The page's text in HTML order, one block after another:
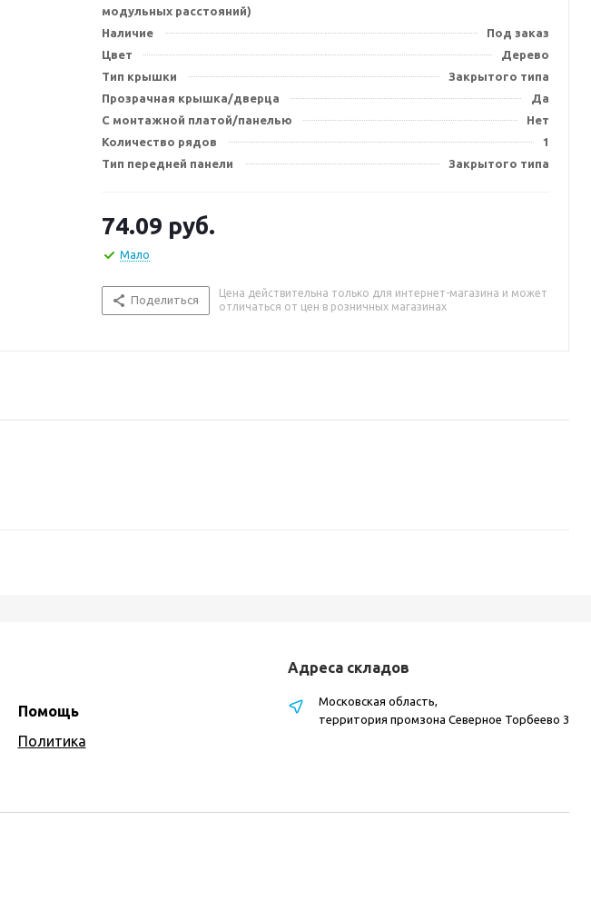
модульных расстояний)
Наличие
Под заказ
Цвет
Дерево
Тип крышки
Закрытого типа
Прозрачная крышка/дверца
Да
С монтажной платой/панелью
Нет
Количество рядов
1
Тип передней панели
Закрытого типа
74.09 руб.
Мало
Поделиться
Цена действительна только для интернет-магазина и может
отличаться от цен в розничных магазинах
Помощь
Политика
Адреса складов
Московская область,
территория промзона Северное Торбеево 3